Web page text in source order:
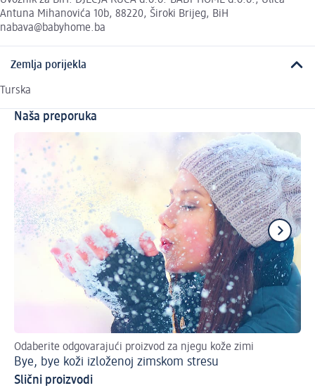
Antuna Mihanovića 10b, 88220, Široki Brijeg, BiH
nabava@babyhome.ba
Zemlja porijekla
Turska
Naša preporuka
Odaberite odgovarajući proizvod za njegu kože zimi
Bye, bye koži izloženoj zimskom stresu
Slični proizvodi